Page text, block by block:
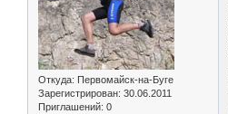
Откуда: Первомайск-на-Буге
Зарегистрирован: 30.06.2011
Приглашений: 0